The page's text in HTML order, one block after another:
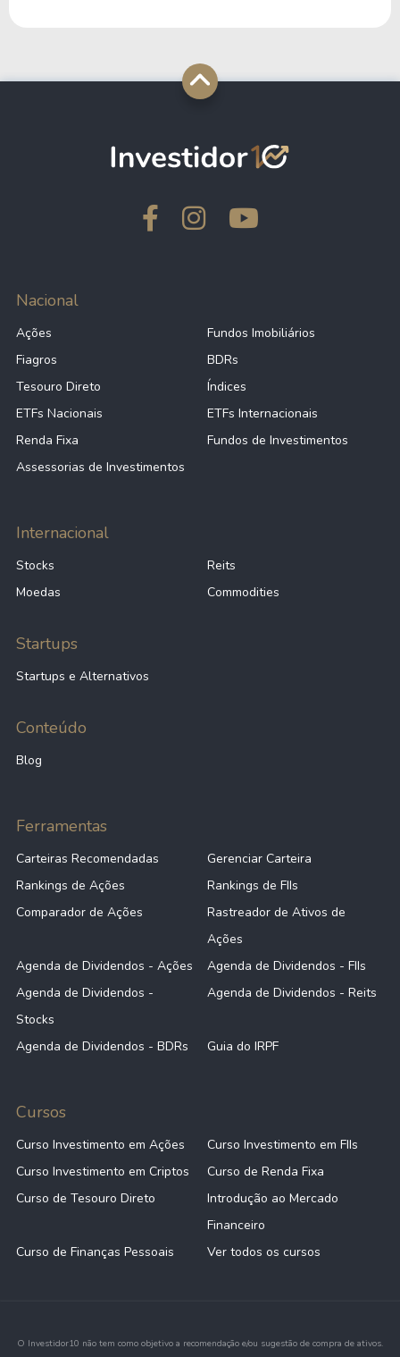
Nacional
Ações
Fundos Imobiliários
Fiagros
BDRs
Tesouro Direto
Índices
ETFs Nacionais
ETFs Internacionais
Renda Fixa
Fundos de Investimentos
Assessorias de Investimentos
Internacional
Stocks
Reits
Moedas
Commodities
Startups
Startups e Alternativos
Conteúdo
Blog
Ferramentas
Carteiras Recomendadas
Gerenciar Carteira
Rankings de Ações
Rankings de FIIs
Comparador de Ações
Rastreador de Ativos de
Ações
Agenda de Dividendos - Ações
Agenda de Dividendos - FIIs
Agenda de Dividendos -
Stocks
Agenda de Dividendos - Reits
Agenda de Dividendos - BDRs Guia do IRPF
Cursos
Curso Investimento em Ações
Curso Investimento em FIIs
Curso Investimento em Criptos
Curso de Renda Fixa
Curso de Tesouro Direto
Introdução ao Mercado
Financeiro
Curso de Finanças Pessoais
Ver todos os cursos
O Investidor10 não tem como objetivo a recomendação e/ou sugestão de compra de ativos.